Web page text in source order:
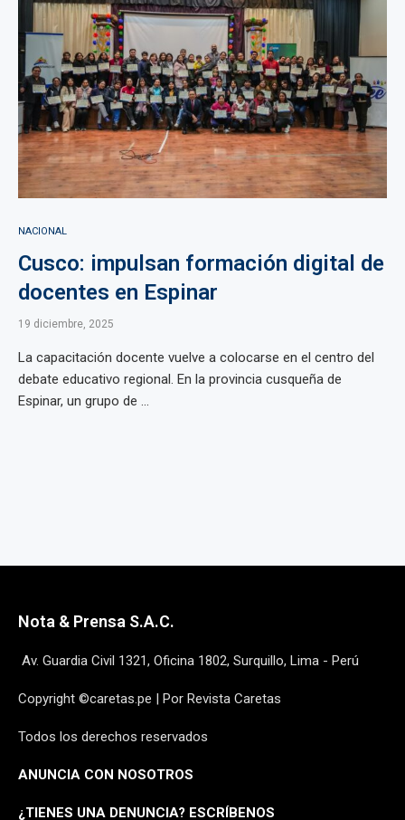
NACIONAL
Cusco: impulsan formación digital de
docentes en Espinar
19 diciembre, 2025
La capacitación docente vuelve a colocarse en el centro del
debate educativo regional. En la provincia cusqueña de
Espinar, un grupo de ...
Nota & Prensa S.A.C.
Av. Guardia Civil 1321, Oficina 1802, Surquillo, Lima - Perú
Copyright ©caretas.pe | Por Revista Caretas
Todos los derechos reservados
ANUNCIA CON NOSOTROS
¿TIENES UNA DENUNCIA? ESCRÍBENOS